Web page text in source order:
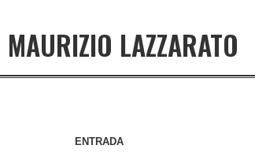
MAURIZIO LAZZARATO
ENTRADA